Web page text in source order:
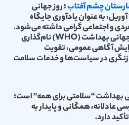
چشم آفتاب؛ روز جهانی
سلامت، هر سال در تاریخ ۷ آوریل، به عنوان یادآوری جایگاه
و اجتماعی گرامی داشته می‌شود.
این روز که از سوی سازمان جهانی بهداشت (WHO) نام‌گذاری
آگاهی عمومی، تقویت
در سیاست‌ها و خدمات سلامت
بهداشت “سلامتی برای همه” است؛
همگانی و پایدار به
دارد.